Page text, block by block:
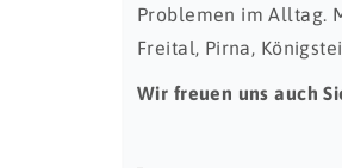
Problemen im Alltag.
Freital, Pirna,
Wir freuen uns auch